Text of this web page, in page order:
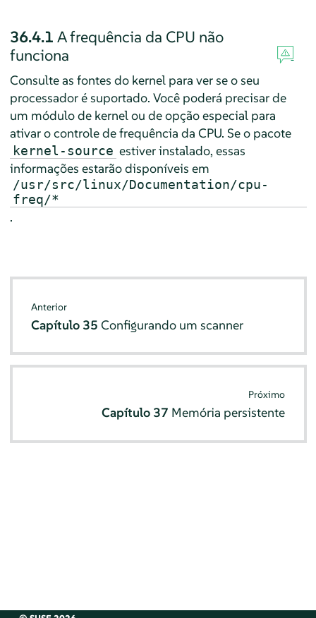
36.4.1 A frequência da CPU não
funciona
Consulte as fontes do kernel para ver se o seu
processador é suportado. Você poderá precisar de
um módulo de kernel ou de opção especial para
ativar o controle de frequência da CPU. Se o pacote
kernel-source estiver instalado, essas
informações estarão disponíveis em
/usr/src/linux/Documentation/cpu-
freq/*
.
Anterior
Capítulo 35Configurando um scanner
Próximo
Capítulo 37 Memória persistente